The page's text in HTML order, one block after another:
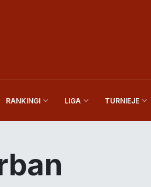
RANKINGI LIGA TURNIEJE